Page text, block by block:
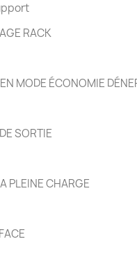
RACK
MODE ÉCONOMIE
SORTIE
PLEINE CHARGE